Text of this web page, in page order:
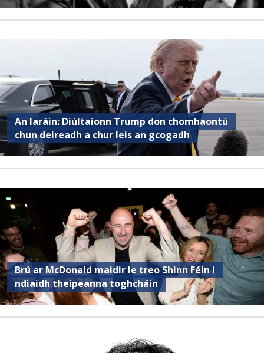
An Iaráin: Diúltaíonn Trump don chomhaontú
chun deireadh a chur leis an gcogadh
Brú ar McDonald maidir le treo Shinn Féin i
ndiaidh theipeanna toghcháin